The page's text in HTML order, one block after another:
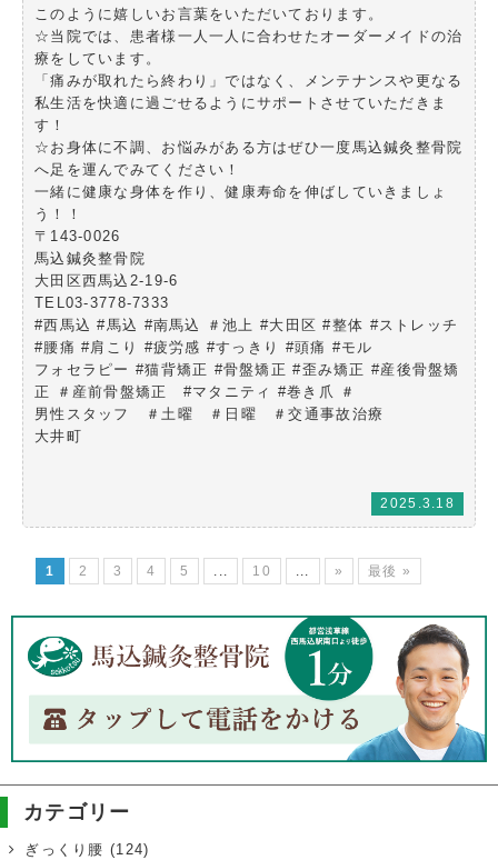
このように嬉しいお言葉をいただいております。
☆当院では、患者様一人一人に合わせたオーダーメイドの治
療をしています。
「痛みが取れたら終わり」ではなく、メンテナンスや更なる
私生活を快適に過ごせるようにサポートさせていただきま
す！
☆お身体に不調、お悩みがある方はぜひ一度馬込鍼灸整骨院
へ足を運んでみてください！
一緒に健康な身体を作り、健康寿命を伸ばしていきましょ
う！！
〒143-0026
馬込鍼灸整骨院
大田区西馬込2-19-6
TEL03-3778-7333
#西馬込 #馬込 #南馬込 ＃池上 #大田区 #整体 #ストレッチ
#腰痛 #肩こり #疲労感 #すっきり #頭痛 #モル
フォセラピー #猫背矯正 #骨盤矯正 #歪み矯正 #産後骨盤矯
正 ＃産前骨盤矯正 #マタニティ #巻き爪 ＃
男性スタッフ ＃土曜 ＃日曜 ＃交通事故治療
大井町
2025.3.18
1 2 3 4 5 ... 10 ... » 最後 »
カテゴリー
ぎっくり腰 (124)